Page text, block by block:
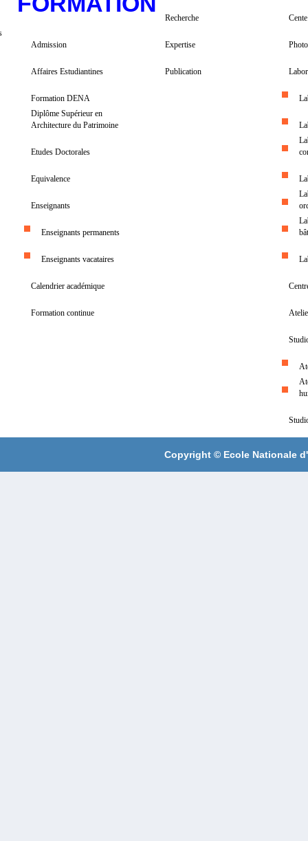
Admission
Affaires Estudiantines
Formation DENA
Diplôme Supérieur en
Architecture du Patrimoine
Etudes Doctorales
Equivalence
Enseignants
Enseignants permanents
Enseignants vacataires
Calendrier académique
Formation continue
Recherche
Expertise
Publication
Copyright © Ecole Nationale